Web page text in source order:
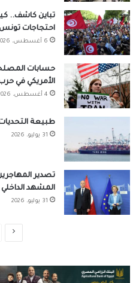
تباين كاشف..
احتجاجات
6 أغسطس، 2026
حسابات
الأمريكي في حرب
4 أغسطس، 2026
طبيعة
31 يوليو، 2026
تصدير
المشهد
31 يوليو، 2026